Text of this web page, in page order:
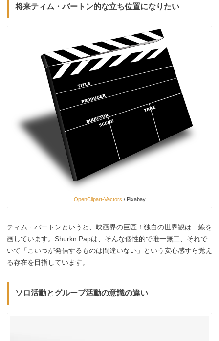
将来ティム・バートン的な立ち位置になりたい
OpenClipart-Vectors / Pixabay
ティム・バートンというと、映画界の巨匠！独自の世界観は一線を
画しています。Shurkn Papは、そんな個性的で唯一無二、それで
いて「こいつが発信するものは間違いない」という安心感すら覚え
る存在を目指しています。
ソロ活動とグループ活動の意識の違い